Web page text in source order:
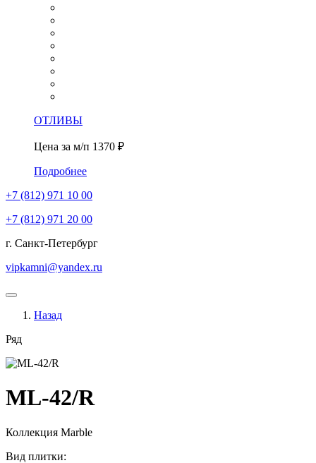
ОТЛИВЫ
Цена за м/п 1370 ₽
Подробнее
+7 (812) 971 10 00
+7 (812) 971 20 00
г. Санкт-Петербург
vipkamni@yandex.ru
Назад
Ряд
ML-42/R
Коллекция Marble
Вид плитки: